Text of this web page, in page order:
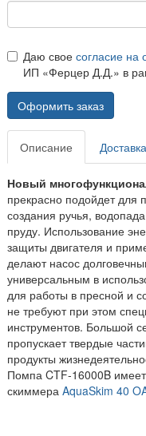
Даю свое согласие на
ИП «Ферцер Д.Д.» в
Оформить заказ
Описание Доставка
Новый
прекрасно подойдет для
создания ручья,
пруду. Использование
защиты двигателя и
делают насос
универсальным в
для работы в пресной и
не требуют при этом
инструментов. Большой
пропускает твердые
продукты
Помпа CTF-16000B
скиммера AquaSkim 40